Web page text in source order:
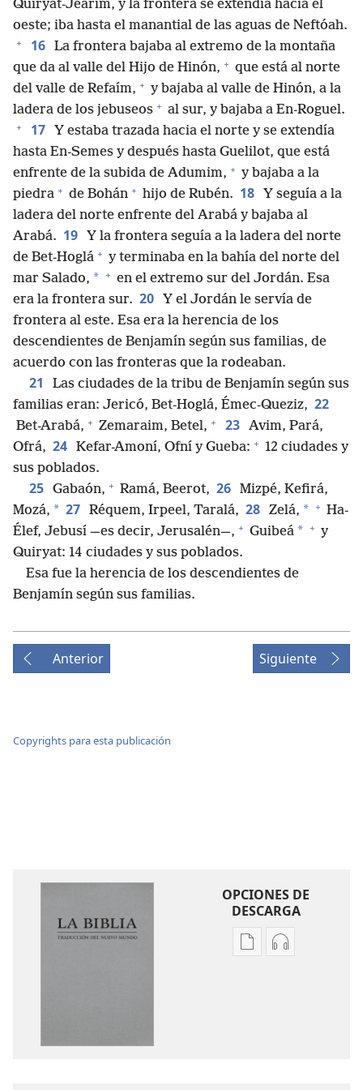
Quiryat-Jearim, y la frontera se extendía hacia el
oeste; iba hasta el manantial de las aguas de Neftóah.
+ 16 La frontera bajaba al extremo de la montaña
que da al valle del Hijo de Hinón, + que está al norte
del valle de Refaím, + y bajaba al valle de Hinón, a la
ladera de los jebuseos + al sur, y bajaba a En-Roguel.
+ 17
Y estaba trazada hacia el norte y se extendía
hasta En-Semes y después hasta Guelilot, que está
enfrente de la subida de Adumim, + y bajaba a la
piedra + de Bohán + hijo de Rubén. 18
Y seguía a la
ladera del norte enfrente del Arabá y bajaba al
Arabá. 19
Y la frontera seguía a la ladera del norte
de Bet-Hoglá + y terminaba en la bahía del norte del
mar Salado, * + en el extremo sur del Jordán. Esa
era la frontera sur. 20
Y el Jordán le servía de
frontera al este. Esa era la herencia de los
descendientes de Benjamín según sus familias, de
acuerdo con las fronteras que la rodeaban.
21
Las ciudades de la tribu de Benjamín según sus
familias eran: Jericó, Bet-Hoglá, Émec-Queziz, 22
Bet-Arabá, + Zemaraim, Betel, + 23 Avim, Pará,
Ofrá, 24 Kefar-Amoní, Ofní y Gueba: + 12 ciudades y
sus poblados.
25 Gabaón, + Ramá, Beerot, 26 Mizpé, Kefirá,
Mozá, * 27 Réquem, Irpeel, Taralá, 28 Zelá, * + Ha-
Élef, Jebusí —es decir, Jerusalén—, + Guibeá * + y
Quiryat: 14 ciudades y sus poblados.
Esa fue la herencia de los descendientes de
Benjamín según sus familias.
Anterior Siguiente
Copyrights para esta publicación
OPCIONES DE
DESCARGA
OpcionesOpciones